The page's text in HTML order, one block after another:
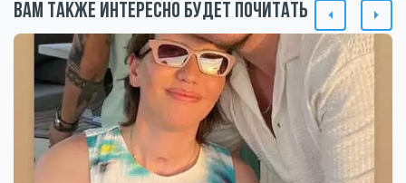
Вам также интересно будет почитать